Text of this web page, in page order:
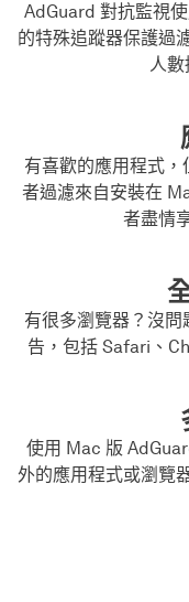
AdGuard 對抗監視
的特殊追蹤器保護過
人數
有喜歡的應用程式
者過濾來自安裝在
者盡情
有很多瀏覽器？沒
告，包括 Safari、
使用 Mac 版
外的應用程式或瀏覽